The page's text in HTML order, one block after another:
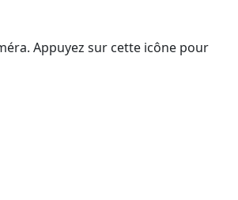
Appuyez sur cette icône pour